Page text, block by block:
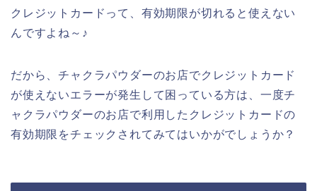
クレジットカードって、有効期限が切れると使えない
んですよね～♪
だから、チャクラパウダーのお店でクレジットカード
が使えないエラーが発生して困っている方は、一度チ
ャクラパウダーのお店で利用したクレジットカードの
有効期限をチェックされてみてはいかがでしょうか？